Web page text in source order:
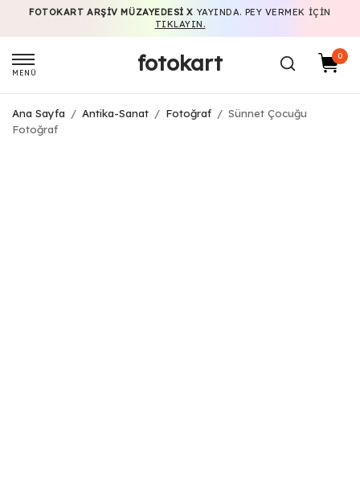
FOTOKART ARŞIV MÜZAYEDESI X YAYINDA. PEY VERMEK IÇIN
TIKLAYIN.
MENÜ fotokart 0
Ana Sayfa / Antika-Sanat / Fotoğraf / Sünnet Çocuğu
Fotoğraf